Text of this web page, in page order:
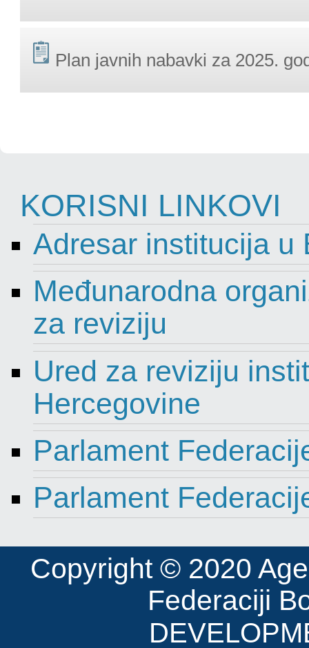
Plan javnih nabavki za 2025.
KORISNI LINKOVI
Adresar institucija u
Međunarodna
za reviziju
Ured za reviziju
Hercegovine
Parlament
Parlament
Copyright © 2020
Federaciji